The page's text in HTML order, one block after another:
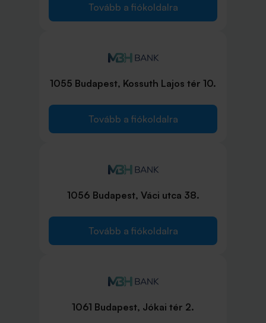
Tovább a fiókoldalra
1055 Budapest, Kossuth Lajos tér 10.
Tovább a fiókoldalra
1056 Budapest, Váci utca 38.
Tovább a fiókoldalra
1061 Budapest, Jókai tér 2.